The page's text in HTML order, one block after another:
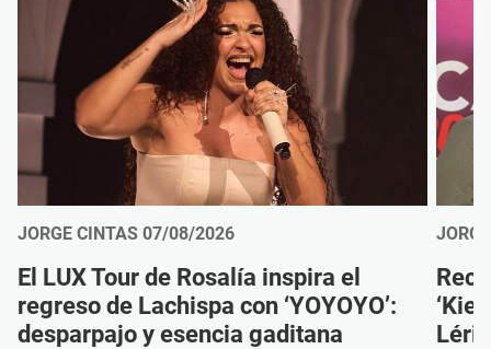
JORGE CINTAS 07/08/2026
El LUX Tour de Rosalía inspira el
regreso de Lachispa con ‘YOYOYO’:
desparpajo y esencia gaditana